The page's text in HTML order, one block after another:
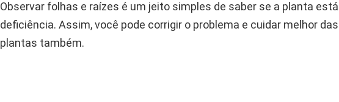
Observar folhas e raízes é um jeito simples de saber se a planta
deficiência. Assim, você pode corrigir o problema e cuidar melhor
plantas também.